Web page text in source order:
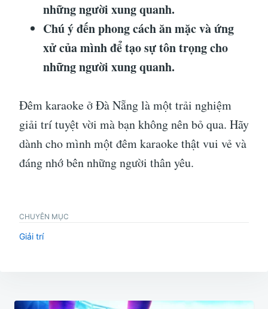
những người xung quanh.
Chú ý đến phong cách ăn mặc và ứng
xử của mình để tạo sự tôn trọng cho
những người xung quanh.
Đêm karaoke ở Đà Nẵng là một trải nghiệm
giải trí tuyệt vời mà bạn không nên bỏ qua. Hãy
dành cho mình một đêm karaoke thật vui vẻ và
đáng nhớ bên những người thân yêu.
CHUYÊN MỤC
Giải trí
Điều